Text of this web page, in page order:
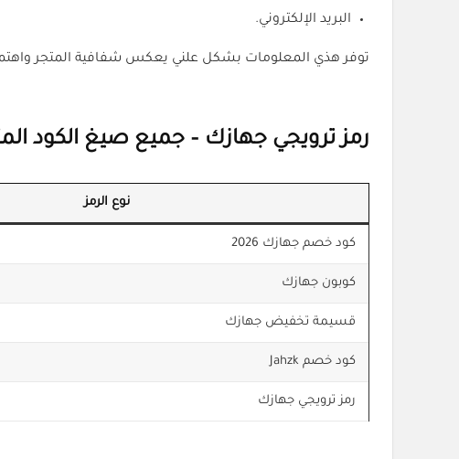
البريد الإلكتروني.
توفر هذي المعلومات بشكل علني يعكس شفافية المتجر
رمز ترويجي جهازك – جميع صيغ الكود
نوع الرمز
كود خصم جهازك 2026
كوبون جهازك
قسيمة تخفيض جهازك
كود خصم Jahzk
رمز ترويجي جهازك